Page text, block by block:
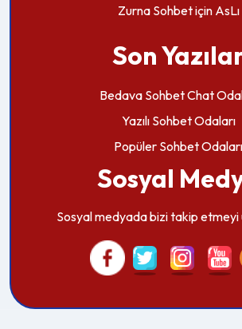
Zurna Sohbetiçin AsLı
Son
Bedava Sohbet Chat
Yazılı Sohbet Odaları
Popüler Sohbet Odaları
Sosyal
Sosyal medyada bizi takip etmeyi